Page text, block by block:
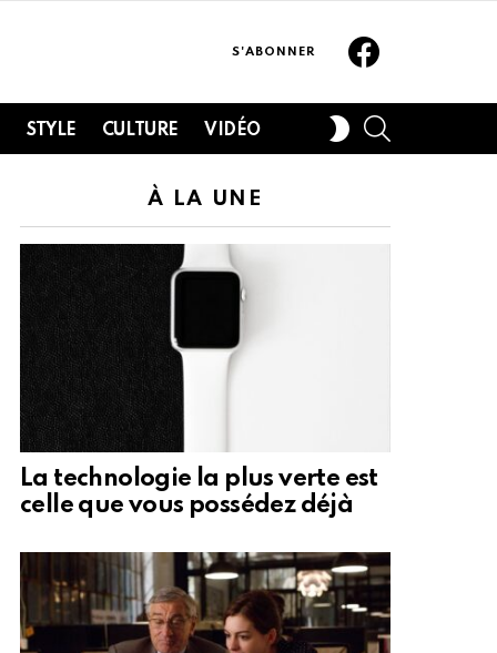
S'ABONNER
STYLE CULTURE VIDÉO
SWITCH
SKIN
À LA UNE
La technologie la plus verte est
celle que vous possédez déjà